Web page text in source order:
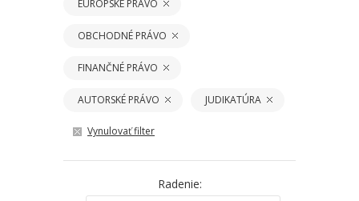
EURÓPSKE PRÁVO
OBCHODNÉ PRÁVO
FINANČNÉ PRÁVO
AUTORSKÉ PRÁVO JUDIKATÚRA
Vynulovať filter
Radenie: